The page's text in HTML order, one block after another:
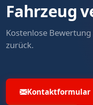
Fahrzeug
Kostenlose
zurück.
Kontaktformular